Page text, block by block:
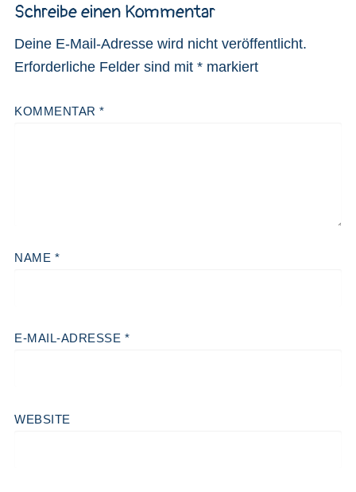
Schreibe einen Kommentar
Deine E-Mail-Adresse wird nicht veröffentlicht.
Erforderliche Felder sind mit * markiert
KOMMENTAR *
NAME *
E-MAIL-ADRESSE *
WEBSITE